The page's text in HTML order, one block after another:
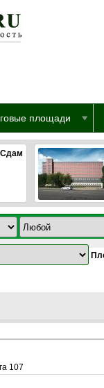
площади
Сдам
107